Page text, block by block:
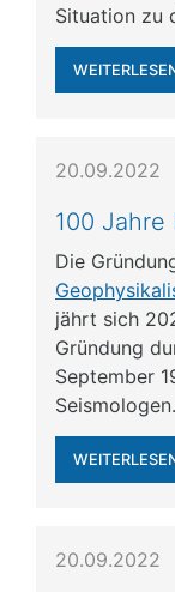
Situation zu
20.09.2022
100 Jahre
Die
jährt sich
Gründung
September
20.09.2022